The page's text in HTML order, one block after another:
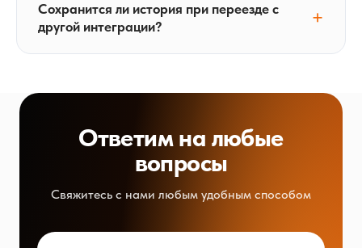
Сохранится ли история при переезде с
другой интеграции?
Ответим на любые
вопросы
Свяжитесь с нами любым удобным способом